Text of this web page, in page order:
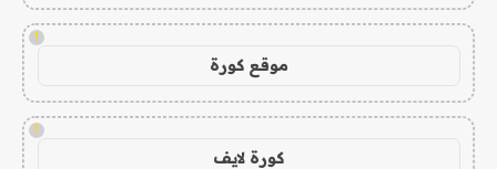
!
موقع كورة
!
كورة لايف